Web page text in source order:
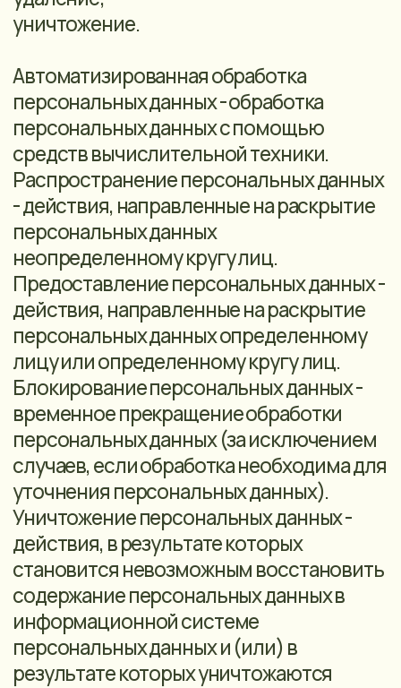
иностранному юридическому лицу.
ОБРАБОТКИ ПЕРСОНАЛЬНЫХ ДАННЫХ
3.1. Принципы обработки персональных
данных:
• обработка персональных данных
осуществляется на законной и
справедливой основе;
• обработка персональных данных
ограничивается достижением
конкретных, заранее определенных и
законных целей. Не допускается
обработка персональных данных,
несовместимая с целями сбора
персональных данных.
• не допускается объединение баз
данных, содержащих персональные
данные, обработка которых
осуществляется в целях,
несовместимых между собой;
• обработке подлежат только
персональные данные, которые
отвечают целям их обработки;
• содержание и объем обрабатываемых
заявленным целям обработки. Не
допускается избыточность
обрабатываемых персональных данных
по отношению заявленным целям их
обработки;